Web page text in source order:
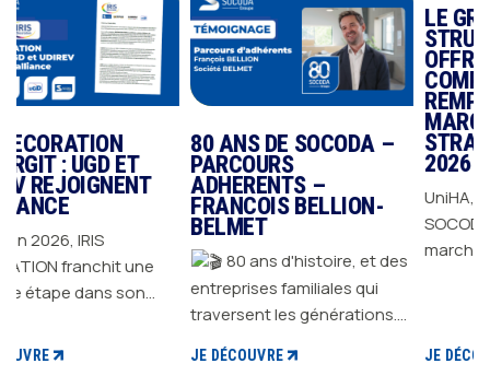
ET
une
son
de
80 ANS DE SOCODA –
PARCOURS
ADHERENTS –
FRANCOIS BELLION-
80 ans d'histoire, et des
entreprises familiales qui
traversent les générations.
Depuis 1946, GROUPE
SOCODA accompagne des
LE GROUPE
STRUCTURE SON
OFFRE GRANDS
COMPTES ET
REMPORTE DES
STRATÉGIQUES
UniHA, SIAé,
SOCODA remporte
marchés
2026 et confirme sa
capacité à répondre
donneurs d'ordres :